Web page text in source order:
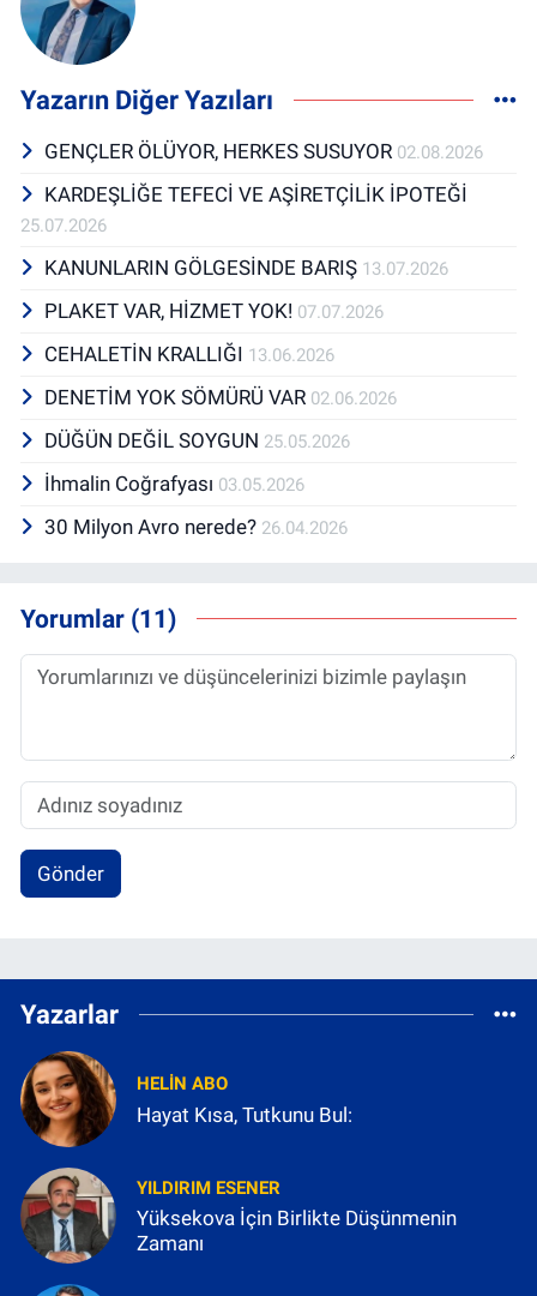
Yazarın Diğer Yazıları
GENÇLER ÖLÜYOR, HERKES SUSUYOR 02.08.2026
KARDEŞLİĞE TEFECİ VE AŞİRETÇİLİK İPOTEĞİ
25.07.2026
KANUNLARIN GÖLGESİNDE BARIŞ 13.07.2026
PLAKET VAR, HİZMET YOK! 07.07.2026
CEHALETİN KRALLIĞI 13.06.2026
DENETİM YOK SÖMÜRÜ VAR 02.06.2026
DÜĞÜN DEĞİL SOYGUN 25.05.2026
İhmalin Coğrafyası 03.05.2026
30 Milyon Avro nerede? 26.04.2026
Yorumlar (11)
Gönder
Yazarlar
HELIN ABO
Hayat Kısa, Tutkunu Bul:
YILDIRIM ESENER
Yüksekova İçin Birlikte Düşünmenin
Zamanı